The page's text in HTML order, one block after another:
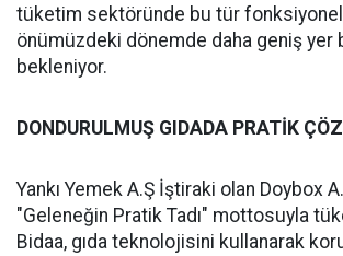
tüketim sektöründe bu tür
önümüzdeki dönemde daha geniş yer
bekleniyor.
DONDURULMUŞ GIDADA PRATİK
Yankı Yemek A.Ş İştiraki olan Doybox
"Geleneğin Pratik Tadı" mottosuyla
Bidaa, gıda teknolojisini kullanarak